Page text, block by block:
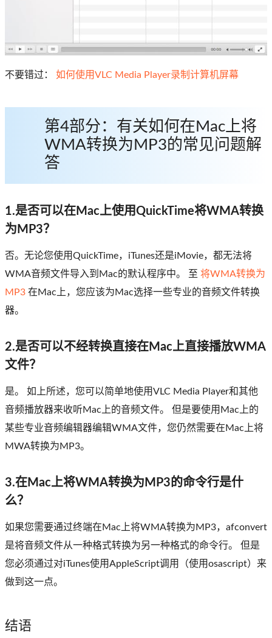
不要错过： 如何使用VLC Media Player录制计算机屏幕
第4部分：有关如何在Mac上将
WMA转换为MP3的常见问题解
答
1.是否可以在Mac上使用QuickTime将WMA转换
为MP3？
否。无论您使用QuickTime，iTunes还是iMovie，都无法将
WMA音频文件导入到Mac的默认程序中。 至 将WMA转换为
MP3 在Mac上，您应该为Mac选择一些专业的音频文件转换
器。
2.是否可以不经转换直接在Mac上直接播放WMA
文件？
是。 如上所述，您可以简单地使用VLC Media Player和其他
音频播放器来收听Mac上的音频文件。 但是要使用Mac上的
某些专业音频编辑器编辑WMA文件，您仍然需要在Mac上将
MWA转换为MP3。
3.在Mac上将WMA转换为MP3的命令行是什
么？
如果您需要通过终端在Mac上将WMA转换为MP3，afconvert
是将音频文件从一种格式转换为另一种格式的命令行。 但是
您必须通过对iTunes使用AppleScript调用（使用osascript）来
做到这一点。
结语